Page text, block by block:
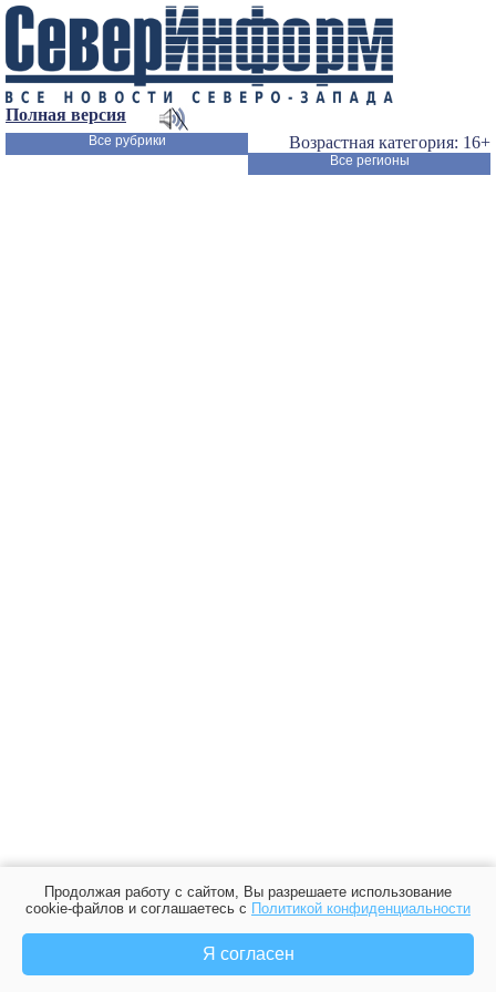
Полная версия
Возрастная категория: 16+
Все рубрики
Все регионы
Продолжая работу с сайтом, Вы разрешаете использование
cookie-файлов и соглашаетесь с Политикой конфиденциальности
Я согласен